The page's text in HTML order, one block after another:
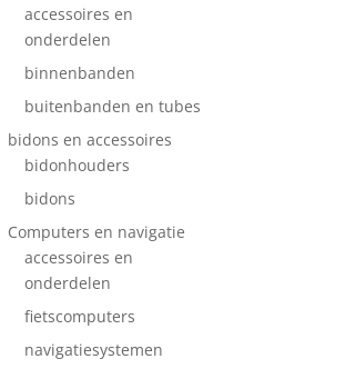
accessoires en
onderdelen
binnenbanden
buitenbanden en tubes
bidons en accessoires
bidonhouders
bidons
Computers en navigatie
accessoires en
onderdelen
fietscomputers
navigatiesystemen